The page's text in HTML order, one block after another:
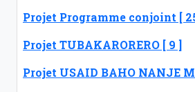
Projet Programme conjoint [
Projet TUBAKARORERO [ 9 ]
Projet USAID BAHO NANJE